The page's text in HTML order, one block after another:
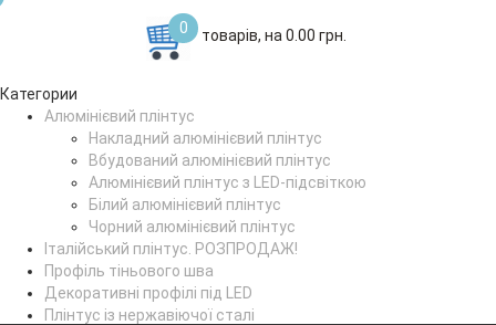
0 товарів, на 0.00 грн.
Категории
Алюмінієвий плінтус
Накладний алюмінієвий плінтус
Вбудований алюмінієвий плінтус
Алюмінієвий плінтус з LED-підсвіткою
Білий алюмінієвий плінтус
Чорний алюмінієвий плінтус
Італійський плінтус. РОЗПРОДАЖ!
Профіль тіньового шва
Декоративні профілі під LED
Плінтус із нержавіючої сталі